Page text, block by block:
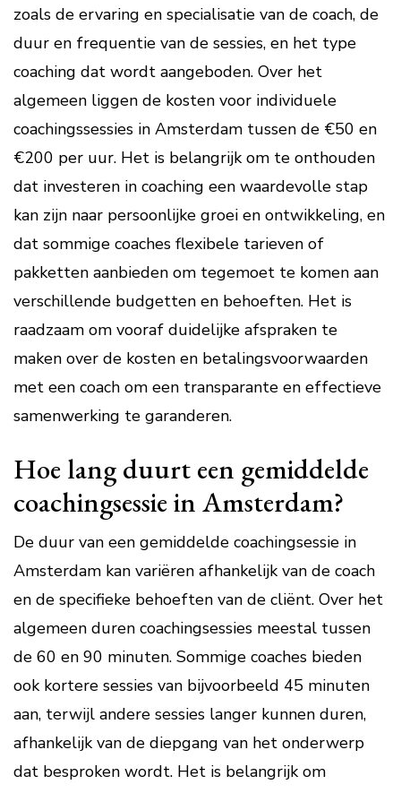
zoals de ervaring en specialisatie van de coach, de
duur en frequentie van de sessies, en het type
coaching dat wordt aangeboden. Over het
algemeen liggen de kosten voor individuele
coachingssessies in Amsterdam tussen de €50 en
€200 per uur. Het is belangrijk om te onthouden
dat investeren in coaching een waardevolle stap
kan zijn naar persoonlijke groei en ontwikkeling, en
dat sommige coaches flexibele tarieven of
pakketten aanbieden om tegemoet te komen aan
verschillende budgetten en behoeften. Het is
raadzaam om vooraf duidelijke afspraken te
maken over de kosten en betalingsvoorwaarden
met een coach om een transparante en effectieve
samenwerking te garanderen.
Hoe lang duurt een gemiddelde
coachingsessie in Amsterdam?
De duur van een gemiddelde coachingsessie in
Amsterdam kan variëren afhankelijk van de coach
en de specifieke behoeften van de cliënt. Over het
algemeen duren coachingsessies meestal tussen
de 60 en 90 minuten. Sommige coaches bieden
ook kortere sessies van bijvoorbeeld 45 minuten
aan, terwijl andere sessies langer kunnen duren,
afhankelijk van de diepgang van het onderwerp
dat besproken wordt. Het is belangrijk om